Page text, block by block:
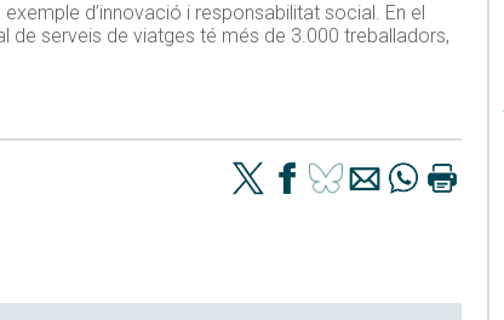
d’innovació i responsabilitat social. En el
de serveis de viatges té més de 3.000 treballadors,